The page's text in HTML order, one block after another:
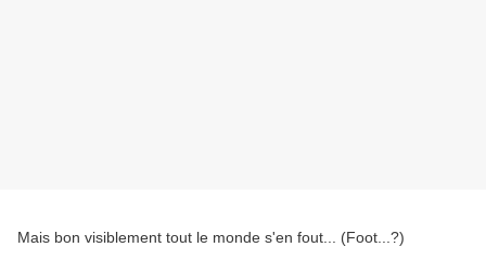
Mais bon visiblement tout le monde s'en fout... (Foot...?)